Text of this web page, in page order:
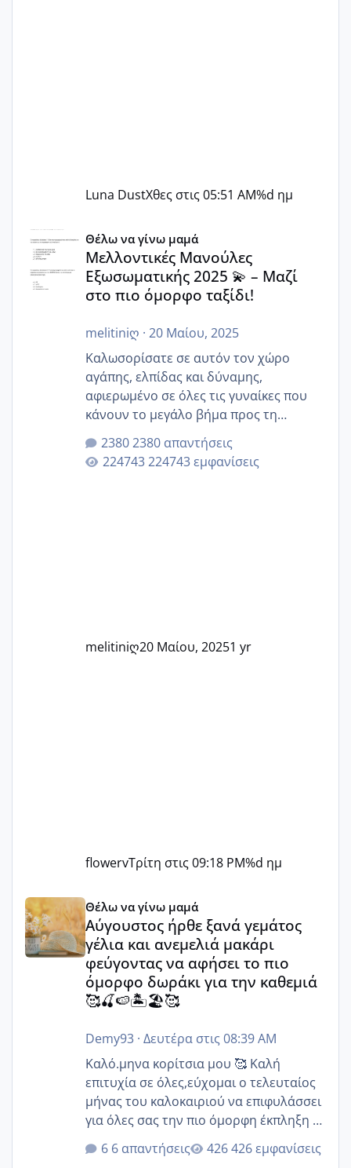
Luna DustΧθες στις 05:51 AM%d ημ
Μελλοντικές Μανούλες Εξωσωματικής 2025 💫 – Μαζί
Θέλω να γίνω μαμά
Μελλοντικές Μανούλες
Εξωσωματικής 2025 💫 – Μαζί
στο πιο όμορφο ταξίδι!
melitiniღ · 20 Μαίου, 2025
Καλωσορίσατε σε αυτόν τον χώρο
αγάπης, ελπίδας και δύναμης,
αφιερωμένο σε όλες τις γυναίκες που
κάνουν το μεγάλο βήμα προς τη
μητρότητα μέσω εξωσωματικής το 2025.
Εδώ θα μοιραστούμε αγωνίες, χαρές,
εμπειρίες και κάθε μικρή ή μεγάλη
2380 απαντήσεις
224743 εμφανίσεις
melitiniღ20 Μαίου, 20251 yr
flowervΤρίτη στις 09:18 PM%d ημ
Αύγουστος ήρθε ξανά γεμάτος γέλια και ανεμελιά
Θέλω να γίνω μαμά
Αύγουστος ήρθε ξανά γεμάτος
γέλια και ανεμελιά μακάρι
φεύγοντας να αφήσει το πιο
όμορφο δωράκι για την καθεμιά
🥰🍒🍉🏝️🏖️🥰
Demy93· Δευτέρα στις 08:39 AM
Καλό.μηνα κορίτσια μου 🥰 Καλή
επιτυχία σε όλες,εύχομαι ο τελευταίος
μήνας του καλοκαιριού να επιφυλάσσει
για όλες σας την πιο όμορφη έκπληξη 🧿
@Elk @Melikara86 @Παρασκευαιδου
@Zenia z @melitiniღ @Christi.D.
6 απαντήσεις 426 εμφανίσεις